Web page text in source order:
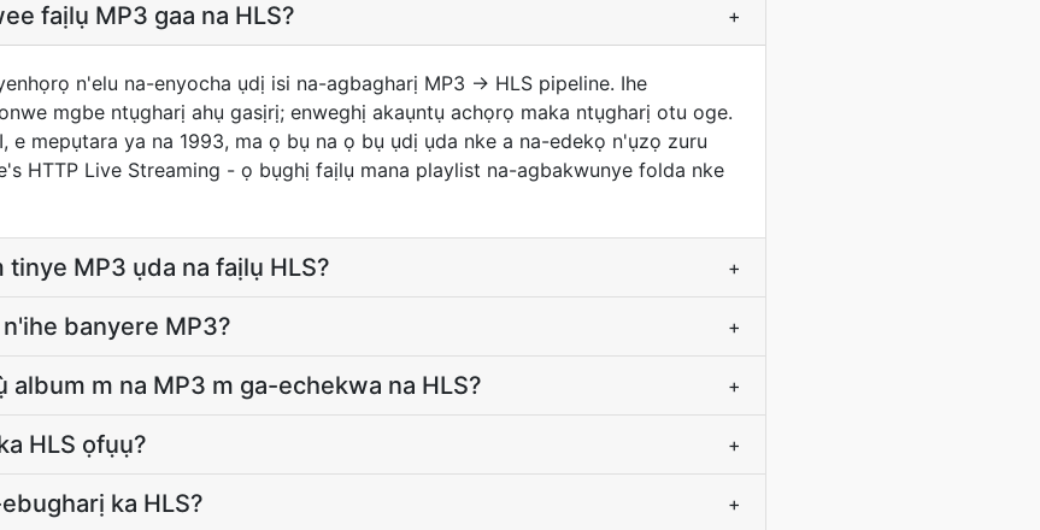
faịlụ MP3 gaa na HLS? +
n'elu na-enyocha ụdị isi na-agbagharị MP3 → HLS pipeline. Ihe
mgbe ntụgharị ahụ gasịrị; enweghị akaụntụ achọrọ maka ntụgharị otu oge.
e mepụtara ya na 1993, ma ọ bụ na ọ bụ ụdị ụda nke a na-edekọ n'ụzọ zuru
HTTP Live Streaming - ọ bụghị faịlụ mana playlist na-agbakwunye folda nke
MP3 ụda na faịlụ HLS? +
banyere MP3? +
album m na MP3 m ga-echekwa na HLS? +
HLS ọfụụ? +
ka HLS? +